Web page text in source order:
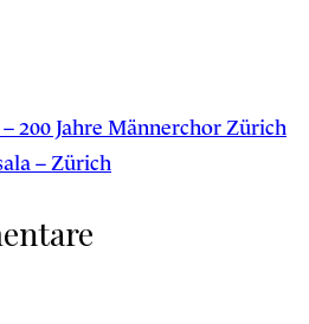
200 Jahre Männerchor Zürich
– Zürich